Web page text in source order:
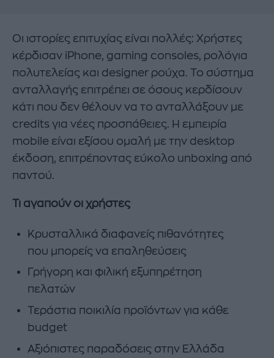
Οι ιστορίες επιτυχίας είναι πολλές: Χρήστες
κέρδισαν iPhone, gaming consoles, ρολόγια
πολυτελείας και designer ρούχα. Το σύστημα
ανταλλαγής επιτρέπει σε όσους κερδίσουν
κάτι που δεν θέλουν να το ανταλλάξουν με
credits για νέες προσπάθειες. Η εμπειρία
mobile είναι εξίσου ομαλή με την desktop
έκδοση, επιτρέποντας εύκολο unboxing από
παντού.
Τι αγαπούν οι χρήστες
Κρυσταλλικά διαφανείς πιθανότητες
που μπορείς να επαληθεύσεις
Γρήγορη και φιλική εξυπηρέτηση
πελατών
Τεράστια ποικιλία προϊόντων για κάθε
budget
Αξιόπιστες παραδόσεις στην Ελλάδα